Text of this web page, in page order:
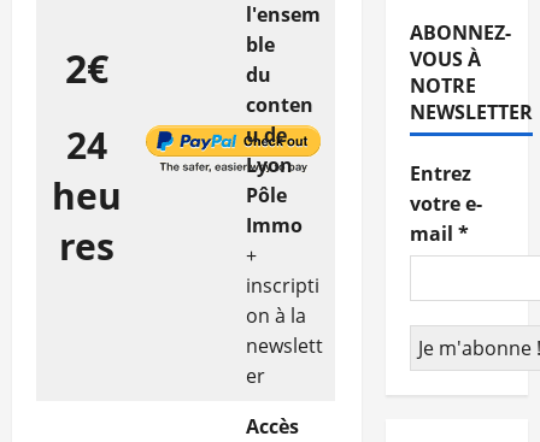
2€
24
heu
res
l'ensem
ble
du
conten
u de
Lyon
Pôle
Immo
+
inscripti
on à la
newslett
er
Accès
ABONNEZ-
VOUS À
NOTRE
NEWSLETTER
Entrez
votre e-
mail *